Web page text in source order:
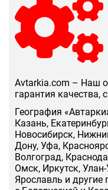
Аvtarkia.com – Наш
гарантия качества,
География
Казань,
Новосибирск,
Дону, Уфа,
Волгоград,
Омск, Иркутск,
Ярославль и